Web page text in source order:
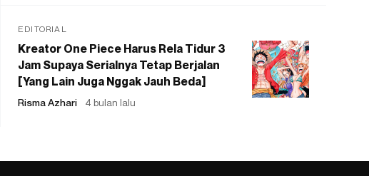
EDITORIAL
Kreator One Piece Harus Rela Tidur 3
Jam Supaya Serialnya Tetap Berjalan
[Yang Lain Juga Nggak Jauh Beda]
Risma Azhari 4 bulan lalu